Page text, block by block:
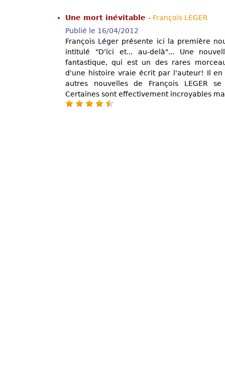
Une mort inévitable - François LEGER
Publié le 16/04/2012
François Léger présente ici la première
intitulé "D'ici et... au-delà"... Une
fantastique, qui est un des rares
d'une histoire vraie écrit par l'auteur! Il
autres nouvelles de François LEGER
Certaines sont effectivement incroyables